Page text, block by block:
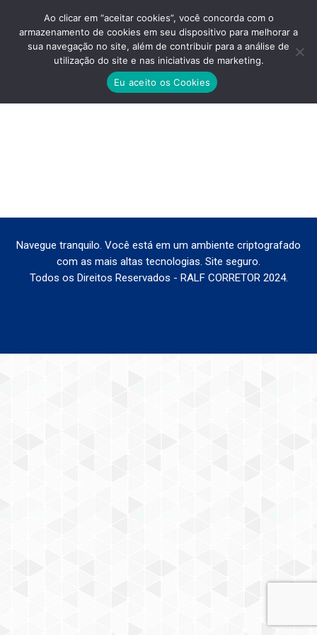
PLANTA-ANIMA-VILA-MATILDE
Você está aqui:
Navegue tranquilo. Você está em um ambiente criptografado
com as mais altas tecnologias. Site seguro.
Todos os Direitos Reservados - RALF CORRETOR 2024.
Ao clicar em “aceitar cookies”, você concorda com o
armazenamento de cookies em seu dispositivo para melhorar a
sua navegação no site, além de contribuir para a análise de
utilização do site e nas iniciativas de marketing.
Eu aceito os Cookies